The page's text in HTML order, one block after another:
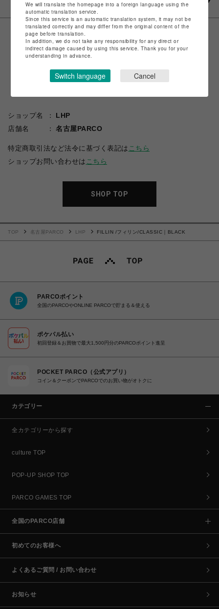
ショップ名
LHP
店舗名
名古屋PARCO
特定商取引法など法令に基づく表記は こちら
ショップお問い合わせは こちら
SHOP TOP
TOP 名古屋PARCO LHP FILLIN /フィリン/CLASSIC｜BLACK
PARCOポイント
全国のPARCOやONLINE PARCOで貯まる＆使える
ポケパル払い
初回登録＆お買物で最大1,500円分のPARCOポイント進呈
POCKET PARCO（公式アプリ）
コイン＆クーポンでPARCOでのお買い物がオトクに
カテゴリー
全カテゴリーから探す
culture TOP
POP-UP SHOP TOP
PARCO GAMES TOP
全国のPARCO店舗
初めてのお客様へ
よくあるご質問 / お問い合わせ
お知らせ
We will translate the homepage into a foreign language using the
automatic translation service.
Since this service is an automatic translation system, it may not be
translated correctly and may differ from the original content of the
page before translation.
In addition, we do not take any responsibility for any direct or
indirect damage caused by using this service. Thank you for your
understanding in advance.
Switch language Cancel